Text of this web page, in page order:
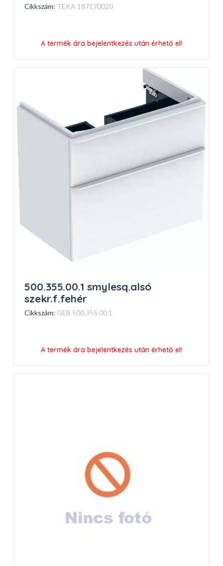
Cikkszám: TEKA 187170020
A termék ára bejelentkezés után érhető el!
500.355.00.1 smylesq.alsó
szekr.f.fehér
Cikkszám: GEB 500.355.00.1
A termék ára bejelentkezés után érhető el!